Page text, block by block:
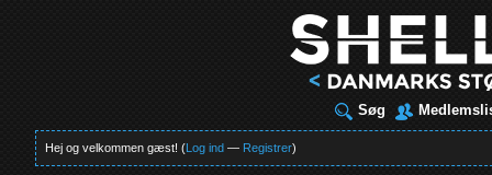
Søg
Hej og velkommen gæst! (Log ind — Registrer)